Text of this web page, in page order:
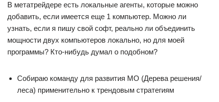
В метатрейдере есть локальные агенты, которые можно
добавить, если имеется еще 1 компьютер. Можно ли
узнать, если я пишу свой софт, реально ли объединить
мощности двух компьютеров локально, но для моей
программы? Кто-нибудь думал о подобном?
Собираю команду для развития МО (Дерева решения/
леса) применительно к трендовым стратегиям